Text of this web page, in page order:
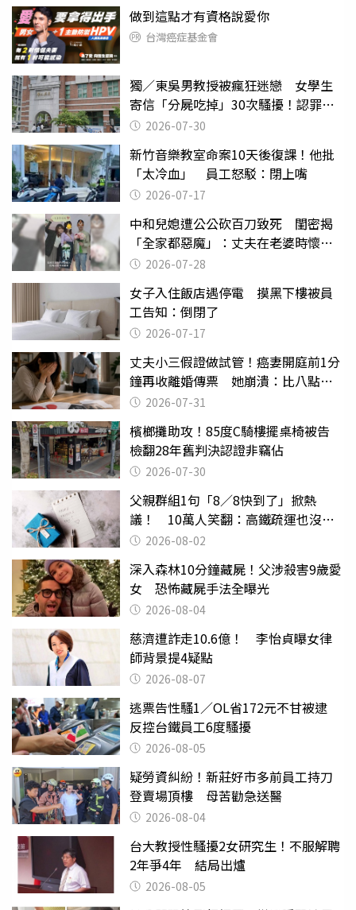
做到這點才有資格說愛你
台灣癌症基金會
獨／東吳男教授被瘋狂迷戀 女學生
寄信「分屍吃掉」30次騷擾！認罪免
關 2026-07-30
新竹音樂教室命案10天後復課！他批
「太冷血」 員工怒駁：閉上嘴
2026-07-17
中和兒媳遭公公砍百刀致死 閨密揭
「全家都惡魔」：丈夫在老婆時懷孕
摔東西
2026-07-28
女子入住飯店遇停電 摸黑下樓被員
工告知：倒閉了
2026-07-17
丈夫小三假證做試管！癌妻開庭前1分
鐘再收離婚傳票 她崩潰：比八點檔
還扯2026-07-31
檳榔攤助攻！85度C騎樓擺桌椅被告
檢翻28年舊判決認證非竊佔
2026-07-30
父親群組1句「8／8快到了」掀熱
議！ 10萬人笑翻：高鐵疏運也沒列
父親節
2026-08-02
深入森林10分鐘藏屍！父涉殺害9歲愛
女 恐怖藏屍手法全曝光
2026-08-04
慈濟遭詐走10.6億！ 李怡貞曝女律
師背景提4疑點
2026-08-07
逃票告性騷1／OL省172元不甘被逮
反控台鐵員工6度騷擾
2026-08-05
疑勞資糾紛！新莊好市多前員工持刀
登賣場頂樓 母苦勸急送醫
2026-08-04
台大教授性騷擾2女研究生！不服解聘
2年爭4年 結局出爐
2026-08-05